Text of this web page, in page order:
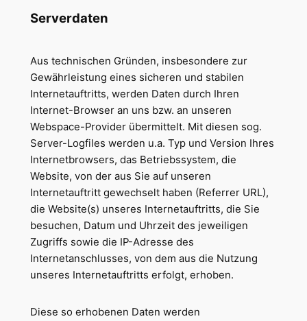
Serverdaten
Aus technischen Gründen, insbesondere zur
Gewährleistung eines sicheren und stabilen
Internetauftritts, werden Daten durch Ihren
Internet-Browser an uns bzw. an unseren
Webspace-Provider übermittelt. Mit diesen sog.
Server-Logfiles werden u.a. Typ und Version Ihres
Internetbrowsers, das Betriebssystem, die
Website, von der aus Sie auf unseren
Internetauftritt gewechselt haben (Referrer URL),
die Website(s) unseres Internetauftritts, die Sie
besuchen, Datum und Uhrzeit des jeweiligen
Zugriffs sowie die IP-Adresse des
Internetanschlusses, von dem aus die Nutzung
unseres Internetauftritts erfolgt, erhoben.
Diese so erhobenen Daten werden